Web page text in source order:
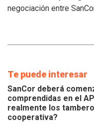
negociación entre
Te puede interesar
SanCor deberá
comprendidas en el
realmente los
cooperativa?